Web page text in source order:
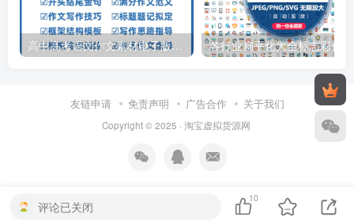
高中高考语文作文素材电子版满分作文写作通用模板及范文句子
友链申请 免责声明 广告合作 关于我们
Copyright © 2025 · 淘宝虚拟货源网
评论已关闭
10